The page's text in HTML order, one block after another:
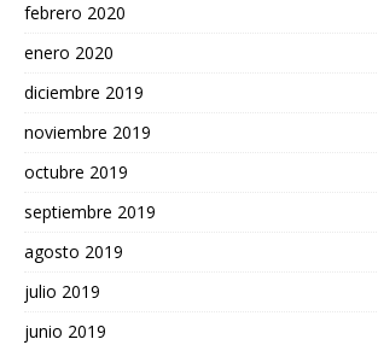
febrero 2020
enero 2020
diciembre 2019
noviembre 2019
octubre 2019
septiembre 2019
agosto 2019
julio 2019
junio 2019